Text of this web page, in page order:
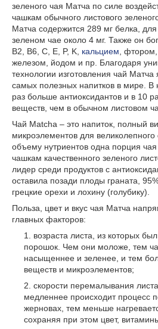
зеленого чая Матча по силе
чашкам обычного листового
Матча содержится 289 мг белка,
зеленом чае около 4 мг. Также он
B2, B6, C, Е, P, K, кальцием , фтором,
железом, йодом и пр. Благодаря
технологии изготовления чай
самых полезных напитков в мире. В
раз больше антиоксидантов и в 10
веществ, чем в обычном листовом
Чай Matcha – это напиток, полный
микроэлементов для
объему нутриентов одна порция
чашкам качественного зеленого
лидер среди продуктов с
оставила позади плоды граната,
грецкие орехи и лохину (голубику).
Польза, цвет и вкус чая Матча
главных факторов:
возраста листа, из которых
порошок. Чем они моложе, тем
насыщеннее и зеленее, и тем
веществ и микроэлементов;
скорости перемалывания
медленнее происходит процесс
жерновах, тем меньше
сохраняя при этом цвет,